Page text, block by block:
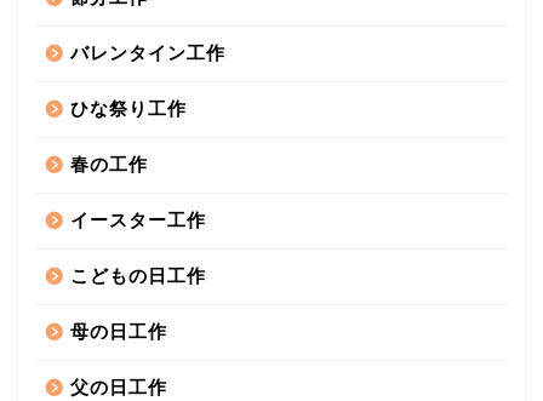
バレンタイン工作
ひな祭り工作
春の工作
イースター工作
こどもの日工作
母の日工作
父の日工作